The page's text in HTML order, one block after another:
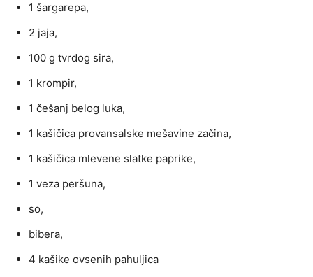
1 šargarepa,
2 jaja,
100 g tvrdog sira,
1 krompir,
1 češanj belog luka,
1 kašičica provansalske mešavine začina,
1 kašičica mlevene slatke paprike,
1 veza peršuna,
so,
bibera,
4 kašike ovsenih pahuljica